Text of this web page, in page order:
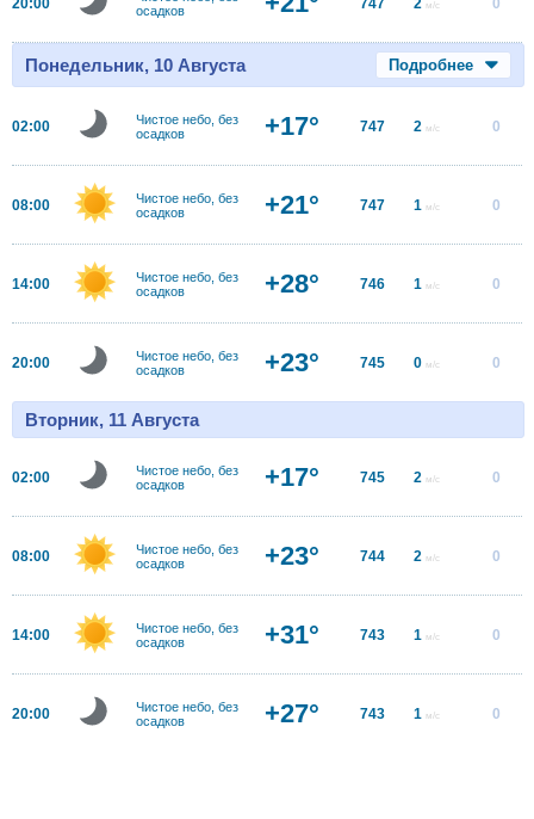
осадков
м/с
Понедельник, 10 Августа Подробнее
02:00
Чистое небо, без
осадков
+17° 747 2 м/с 0
08:00
Чистое небо, без
осадков
+21° 747 1 м/с 0
14:00
Чистое небо, без
осадков
+28° 746 1 м/с 0
20:00
Чистое небо, без
осадков
+23° 745 0 м/с 0
Вторник, 11 Августа
02:00
Чистое небо, без
осадков
+17° 745 2 м/с 0
08:00
Чистое небо, без
осадков
+23° 744 2 м/с 0
14:00
Чистое небо, без
осадков
+31° 743 1 м/с 0
20:00
Чистое небо, без
осадков
+27° 743 1 м/с 0